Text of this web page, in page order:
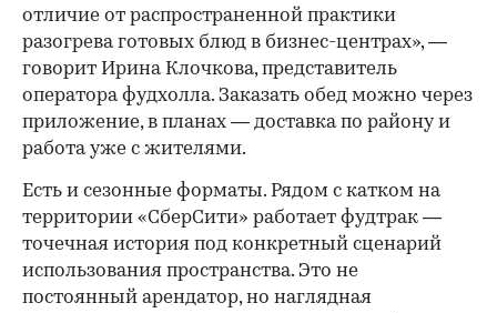
отличие от распространенной практики
разогрева готовых блюд в бизнес-центрах», —
говорит Ирина Клочкова, представитель
оператора фудхолла. Заказать обед можно через
приложение, в планах — доставка по району и
работа уже с жителями.
Есть и сезонные форматы. Рядом с катком на
территории «СберСити» работает фудтрак —
точечная история под конкретный сценарий
использования пространства. Это не
постоянный арендатор, но наглядная